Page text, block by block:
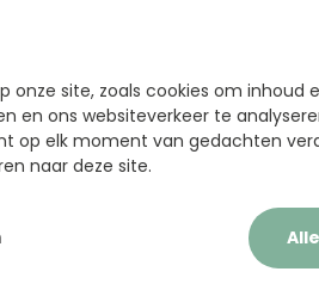
aan een persoonlijke tekst of
ook niet de afzender te
een kaart.
onze site, zoals cookies om inhoud
en ons websiteverkeer te
op elk moment van gedachten
naar deze site.